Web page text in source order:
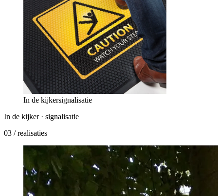
In de kijkersignalisatie
In de kijker · signalisatie
03 / realisaties